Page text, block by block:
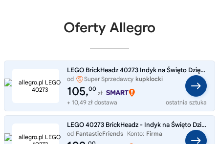
Oferty Allegro
LEGO BrickHeadz 40273 Indyk na Święto Dziękczynienia
od Super Sprzedawcy kupklocki
105,00
zł
+ 10,49 zł dostawa
ostatnia sztuka
LEGO 40273 BrickHeadz - Indyk na Święto Dziękczynienia.
od FantasticFriends Konto: Firma